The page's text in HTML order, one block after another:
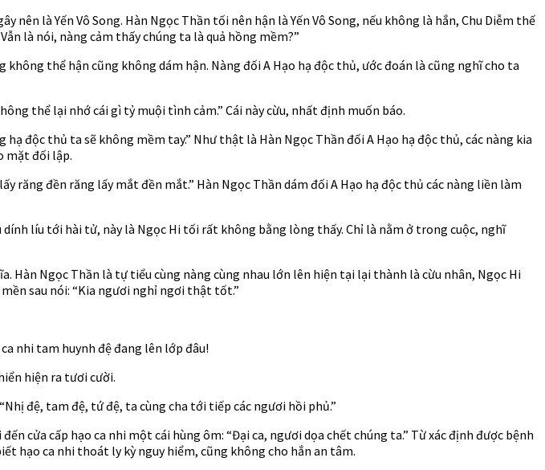
là Yến Vô Song. Hàn Ngọc Thần tối nên hận là Yến Vô Song, nếu không là hắn, Chu Diễm thế
là nói, nàng cảm thấy chúng ta là quả hồng mềm?”
thể hận cũng không dám hận. Nàng đối A Hạo hạ độc thủ, ước đoán là cũng nghĩ cho ta
thể lại nhớ cái gì tỷ muội tình cảm.” Cái này cừu, nhất định muốn báo.
độc thủ ta sẽ không mềm tay.” Như thật là Hàn Ngọc Thần đối A Hạo hạ độc thủ, các nàng kia
mặt đối lập.
răng đền răng lấy mắt đền mắt.” Hàn Ngọc Thần dám đối A Hạo hạ độc thủ các nàng liền làm
líu tới hài tử, này là Ngọc Hi tối rất không bằng lòng thấy. Chỉ là nằm ở trong cuộc, nghĩ
Ngọc Thần là tự tiểu cùng nàng cùng nhau lớn lên hiện tại lại thành là cừu nhân, Ngọc Hi
sau nói: “Kia ngươi nghỉ ngơi thật tốt.”
nhi tam huynh đệ đang lên lớp đâu!
hiện ra tươi cười.
đệ, tam đệ, tứ đệ, ta cùng cha tới tiếp các ngươi hồi phủ.”
cửa cấp hạo ca nhi một cái hùng ôm: “Đại ca, ngươi dọa chết chúng ta.” Từ xác định được bệnh
hạo ca nhi thoát ly kỳ nguy hiểm, cũng không cho hắn an tâm.